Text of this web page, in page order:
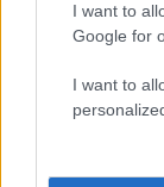
I want to
Google for
I want to